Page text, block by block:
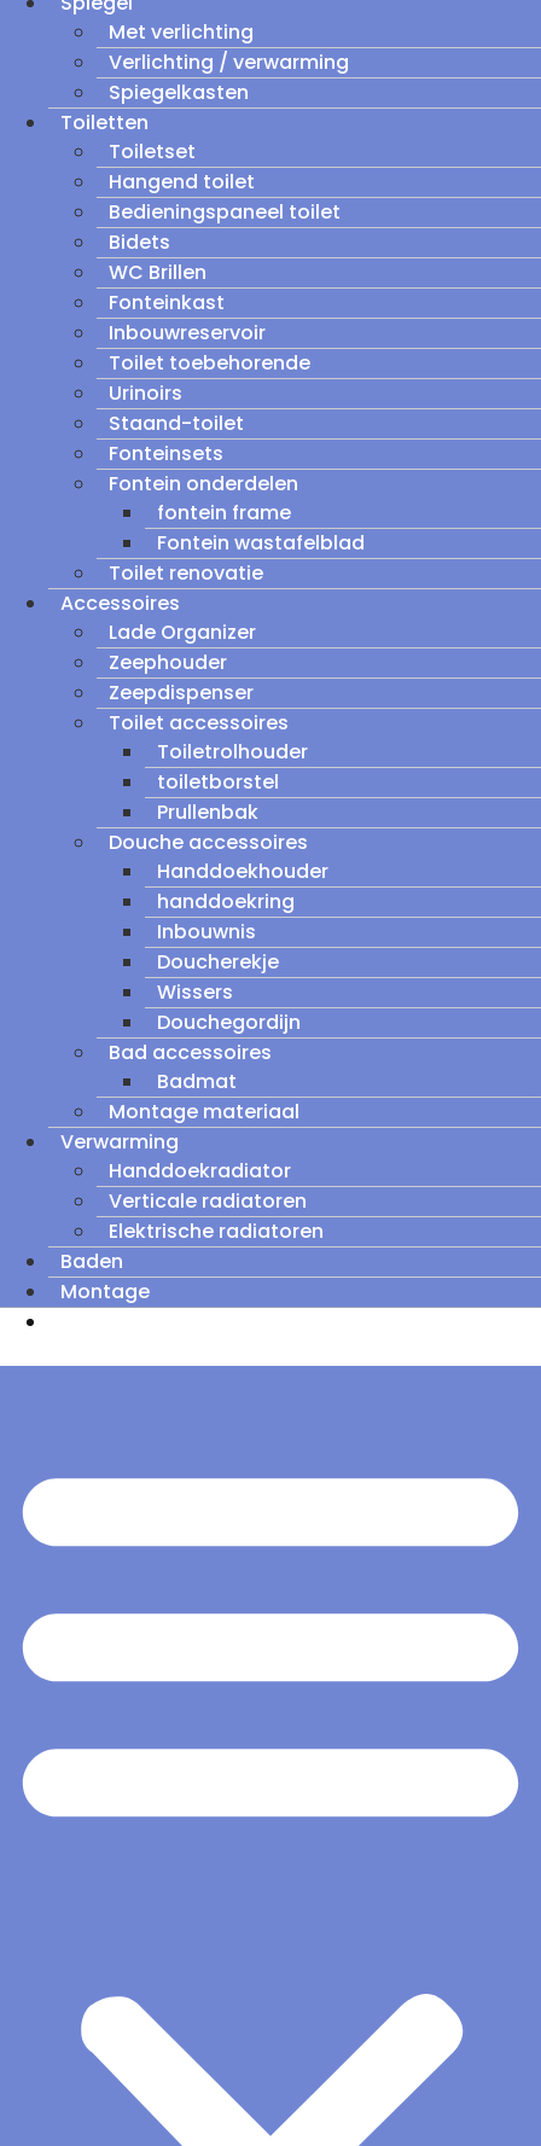
Met verlichting
Verlichting / verwarming
Spiegelkasten
Toiletten
Toiletset
Hangend toilet
Bedieningspaneel toilet
Bidets
WC Brillen
Fonteinkast
Inbouwreservoir
Toilet toebehorende
Urinoirs
Staand-toilet
Fonteinsets
Fontein onderdelen
fontein frame
Fontein wastafelblad
Toilet renovatie
Accessoires
Lade Organizer
Zeephouder
Zeepdispenser
Toilet accessoires
Toiletrolhouder
toiletborstel
Prullenbak
Douche accessoires
Handdoekhouder
handdoekring
Inbouwnis
Doucherekje
Wissers
Douchegordijn
Bad accessoires
Badmat
Montage materiaal
Verwarming
Handdoekradiator
Verticale radiatoren
Elektrische radiatoren
Baden
Montage